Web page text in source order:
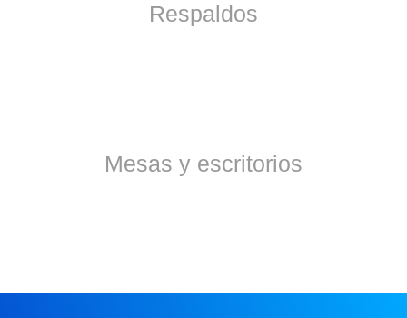
Respaldos
Mesas y escritorios